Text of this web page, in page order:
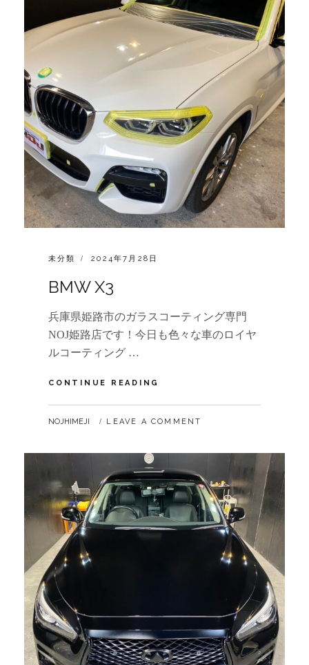
CATEGORIES:
未分類
POSTED
2024年7月28日
BMW X3
兵庫県姫路市のガラスコーティング専門
NOJ姫路店です！今日も色々な車のロイヤ
ルコーティング …
CONTINUE READING
BY
NOJHIMEJI LEAVE A COMMENT